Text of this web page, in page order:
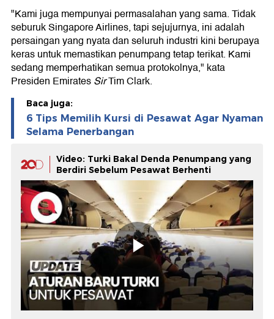
"Kami juga mempunyai permasalahan yang sama. Tidak
seburuk Singapore Airlines, tapi sejujurnya, ini adalah
persaingan yang nyata dan seluruh industri kini berupaya
keras untuk memastikan penumpang tetap terikat. Kami
sedang memperhatikan semua protokolnya," kata
Presiden EmiratesSirTim Clark.
Baca juga:
6 Tips Memilih Kursi di Pesawat Agar Nyaman
Selama Penerbangan
Video: Turki Bakal Denda Penumpang yang
Berdiri Sebelum Pesawat Berhenti